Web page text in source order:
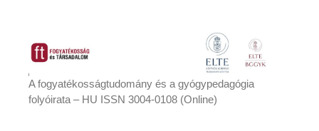
tartalomba
A fogyatékosságtudomány és a gyógypedagógia
folyóirata – HU ISSN 3004-0108 (Online)